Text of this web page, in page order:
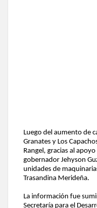
Luego del aumento de
Granates y Los
Rangel, gracias al
gobernador Jehyson
unidades de
Trasandina Merideña.
La información fue
Secretaría para el